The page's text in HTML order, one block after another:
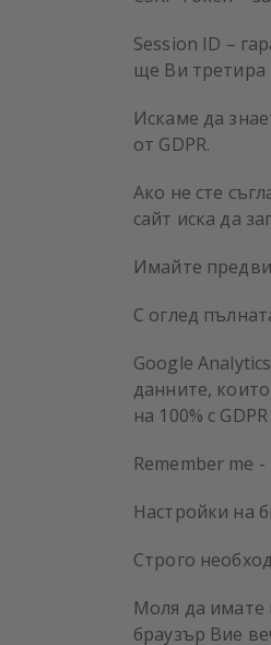
Session ID –
ще Ви третира
Искаме да
от GDPR.
Ако не сте
сайт иска да
Имайте
С оглед
Google
данните,
на 100% с
Remember me
Настройки на
Строго
Моля да имате
браузър Вие